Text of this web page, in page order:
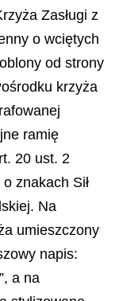
Zasługi z
o wciętych
od strony
krzyża
ramię
20 ust. 2
znakach Sił
Na
umieszczony
napis:
a na